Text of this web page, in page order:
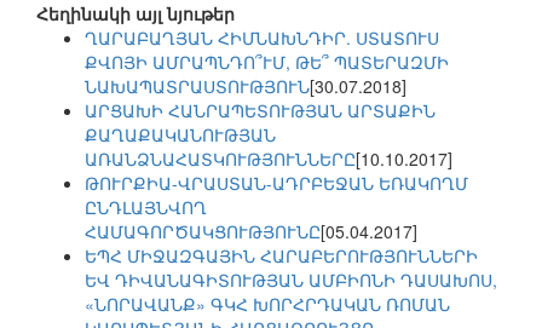
Հեղինակի այլ նյութեր
ՂԱՐԱԲԱՂՅԱՆ ՀԻՄՆԱԽՆԴԻՐ. ՍՏԱՏՈՒՍ
ՔՎՈՅԻ ԱՄՐԱՊՆԴՈ՞ՒՄ, ԹԵ՞ ՊԱՏԵՐԱԶՄԻ
ՆԱԽԱՊԱՏՐԱՍՏՈՒԹՅՈՒՆ[30.07.2018]
ԱՐՑԱԽԻ ՀԱՆՐԱՊԵՏՈՒԹՅԱՆ ԱՐՏԱՔԻՆ
ՔԱՂԱՔԱԿԱՆՈՒԹՅԱՆ
ԱՌԱՆՁՆԱՀԱՏԿՈՒԹՅՈՒՆՆԵՐԸ[10.10.2017]
ԹՈՒՐՔԻԱ-ՎՐԱՍՏԱՆ-ԱԴՐԲԵՋԱՆ ԵՌԱԿՈՂՄ
ԸՆԴԼԱՅՆՎՈՂ
ՀԱՄԱԳՈՐԾԱԿՑՈՒԹՅՈՒՆԸ[05.04.2017]
ԵՊՀ ՄԻՋԱԶԳԱՅԻՆ ՀԱՐԱԲԵՐՈՒԹՅՈՒՆՆԵՐԻ
ԵՎ ԴԻՎԱՆԱԳԻՏՈՒԹՅԱՆ ԱՄԲԻՈՆԻ ԴԱՍԱԽՈՍ,
«ՆՈՐԱՎԱՆՔ» ԳԿՀ ԽՈՐՀՐԴԱԿԱՆ ՌՈՄԱՆ